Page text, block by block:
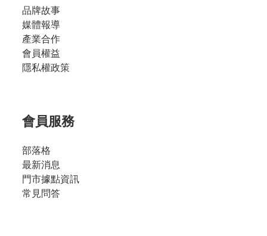
品牌故事
媒體報導
產業合作
會員權益
隱私權政策
會員服務
部落格
最新消息
門市據點資訊
常見問答